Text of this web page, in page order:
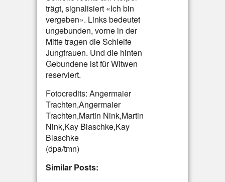
trägt, signalisiert «Ich bin
vergeben». Links bedeutet
ungebunden, vorne in der
Mitte tragen die Schleife
Jungfrauen. Und die hinten
Gebundene ist für Witwen
reserviert.
Fotocredits: Angermaier
Trachten,Angermaier
Trachten,Martin Nink,Martin
Nink,Kay Blaschke,Kay
Blaschke
(dpa/tmn)
Similar Posts: